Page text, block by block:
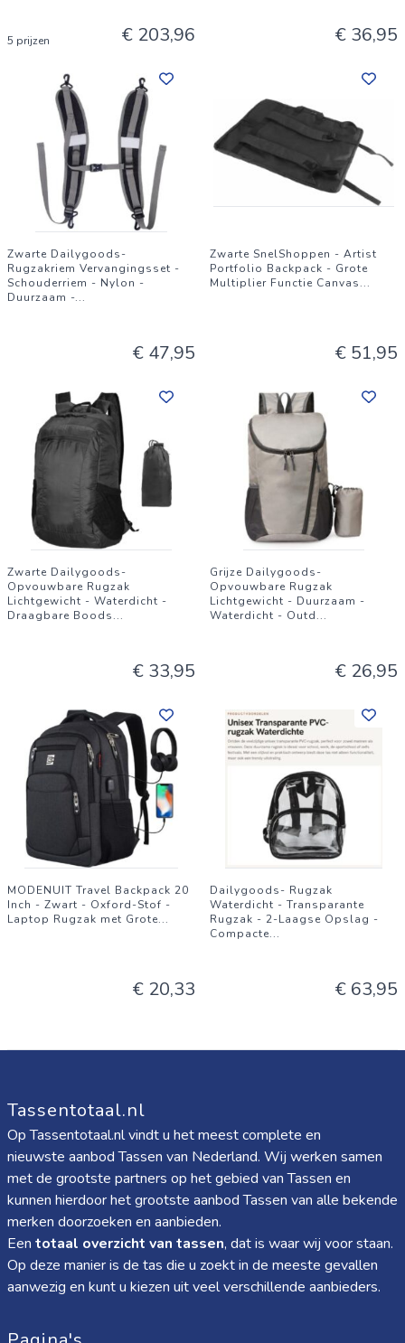
5 prijzen € 203,96 € 36,95
Zwarte Dailygoods-
Rugzakriem Vervangingsset -
Schouderriem - Nylon -
Duurzaam -...
€ 47,95
Zwarte SnelShoppen - Artist
Portfolio Backpack - Grote
Multiplier Functie Canvas...
€ 51,95
Zwarte Dailygoods-
Opvouwbare Rugzak
Lichtgewicht - Waterdicht -
Draagbare Boods...
€ 33,95
Grijze Dailygoods-
Opvouwbare Rugzak
Lichtgewicht - Duurzaam -
Waterdicht - Outd...
€ 26,95
MODENUIT Travel Backpack 20
Inch - Zwart - Oxford-Stof -
Laptop Rugzak met Grote...
€ 20,33
Dailygoods- Rugzak
Waterdicht - Transparante
Rugzak - 2-Laagse Opslag -
Compacte...
€ 63,95
Tassentotaal.nl
Op Tassentotaal.nl vindt u het meest complete en
nieuwste aanbod Tassen van Nederland. Wij werken samen
met de grootste partners op het gebied van Tassen en
kunnen hierdoor het grootste aanbod Tassen van alle bekende
merken doorzoeken en aanbieden.
Een totaal overzicht van tassen, dat is waar wij voor staan.
Op deze manier is de tas die u zoekt in de meeste gevallen
aanwezig en kunt u kiezen uit veel verschillende aanbieders.